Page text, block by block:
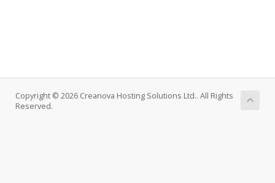
Copyright © 2026 Creanova Hosting Solutions Ltd.. All Rights
Reserved.